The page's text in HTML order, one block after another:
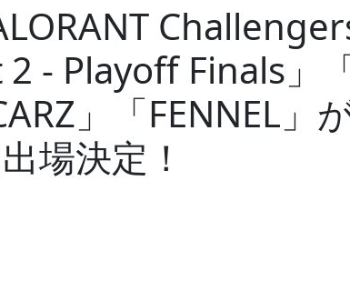
- Playoff Finals」
」「FENNEL
場決定！